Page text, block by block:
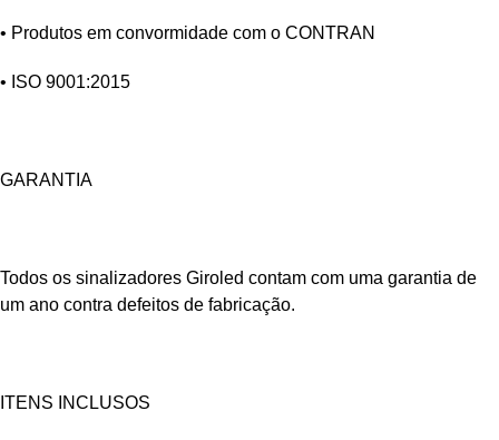
• Produtos em convormidade com o CONTRAN
• ISO 9001:2015
GARANTIA
Todos os sinalizadores Giroled contam com uma garantia de
um ano contra defeitos de fabricação.
ITENS INCLUSOS